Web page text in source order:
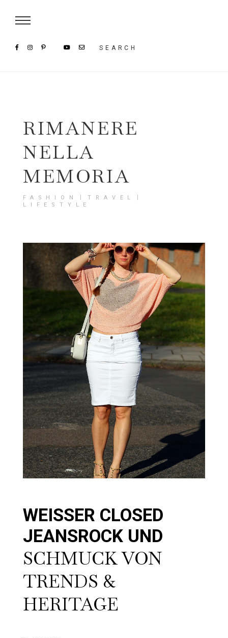
SEARCH
RIMANERE
NELLA
MEMORIA
FASHION〡TRAVEL〡
LIFESTYLE
WEISSER CLOSED
JEANSROCK UND
SCHMUCK VON
TRENDS &
HERITAGE